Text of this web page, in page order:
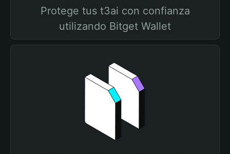
Protege tus t3ai con confianza
utilizando Bitget Wallet